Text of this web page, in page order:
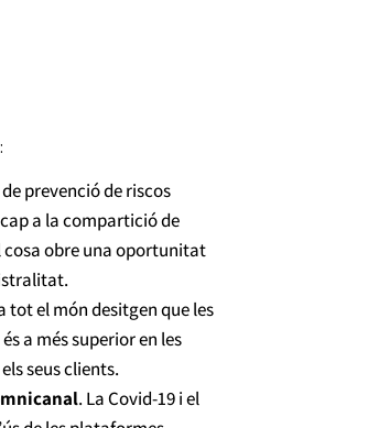
prevenció de riscos
a la compartició de
cosa obre una oportunitat
tot el món desitgen que les
a més superior en les
seus clients.
. La Covid-19 i el